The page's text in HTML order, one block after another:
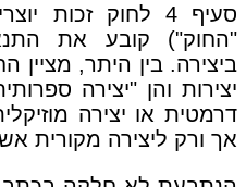
"החוק") קובע את
ביצירה. בין היתר, מציין
יצירות והן "יצירה
דרמטית או יצירה
אך ורק ליצירה מקורית